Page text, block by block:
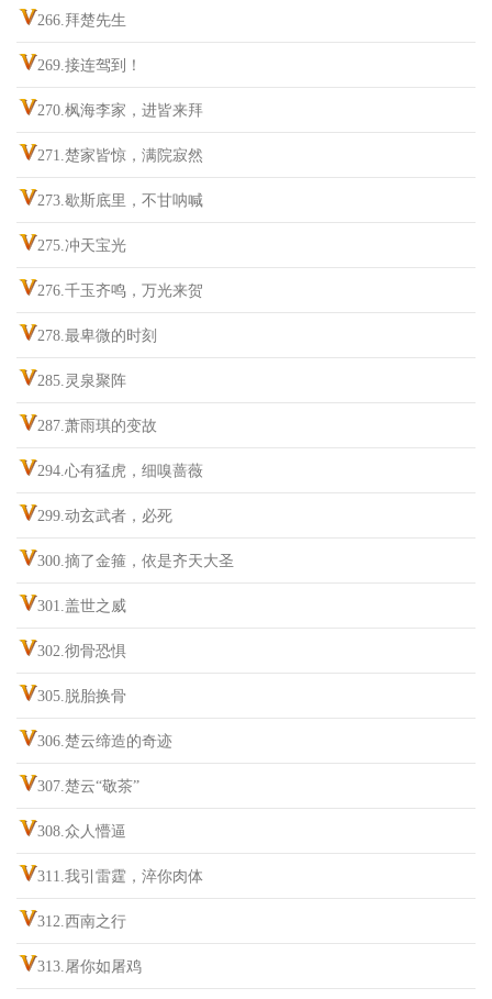
266.拜楚先生
269.接连驾到！
270.枫海李家，进皆来拜
271.楚家皆惊，满院寂然
273.歇斯底里，不甘呐喊
275.冲天宝光
276.千玉齐鸣，万光来贺
278.最卑微的时刻
285.灵泉聚阵
287.萧雨琪的变故
294.心有猛虎，细嗅蔷薇
299.动玄武者，必死
300.摘了金箍，依是齐天大圣
301.盖世之威
302.彻骨恐惧
305.脱胎换骨
306.楚云缔造的奇迹
307.楚云“敬茶”
308.众人懵逼
311.我引雷霆，淬你肉体
312.西南之行
313.屠你如屠鸡